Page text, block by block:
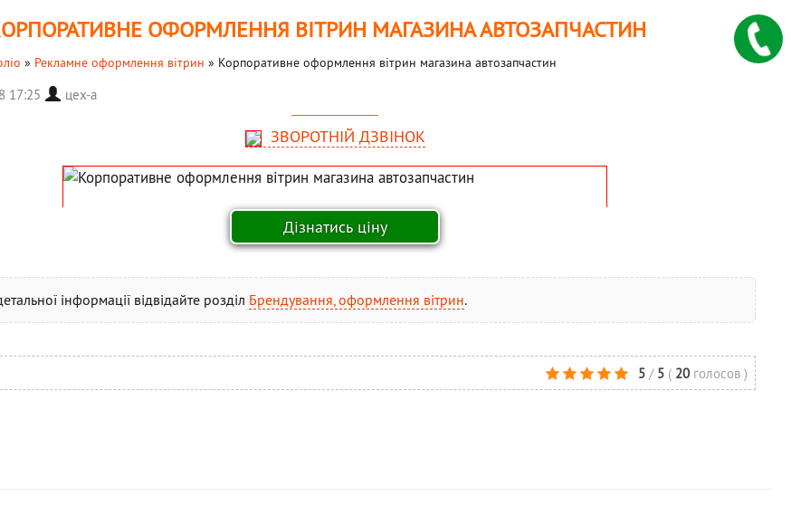
ОФОРМЛЕННЯ ВІТРИН МАГАЗИНА АВТОЗАПЧАСТИН
» Рекламне оформлення вітрин » Корпоративне оформлення вітрин магазина автозапчастин
17:25 цех-а
ЗВОРОТНІЙ ДЗВІНОК
інформації відвідайте розділ Брендування, оформлення вітрин.
5 / 5 ( 20 голосов)